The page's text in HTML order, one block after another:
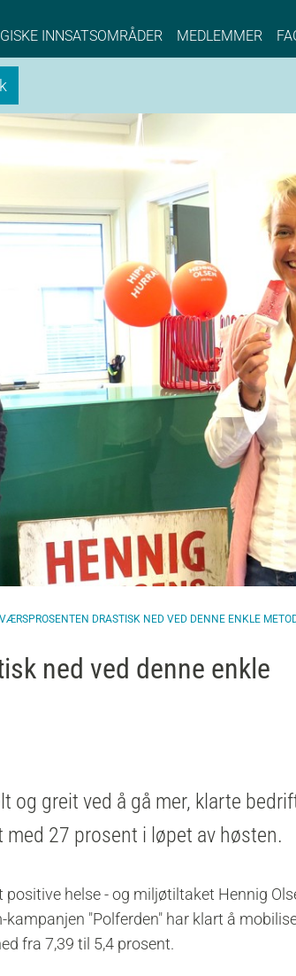
EYDE, Norwegian Center
INNSATSOMRÅDER MEDLEMMER
DRASTISK NED VED DENNE ENKLE
ned ved denne enkle
og greit ved å gå mer, klarte
27 prosent i løpet av høsten.
helse - og miljøtiltaket Hennig
"Polferden" har klart å
fra 7,39 til 5,4 prosent.